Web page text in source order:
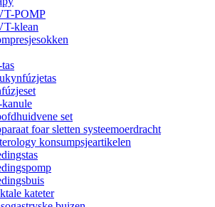
POMP
klean
set
foar sletten systeemoerdracht
konsumpsjeartikelen
kateter